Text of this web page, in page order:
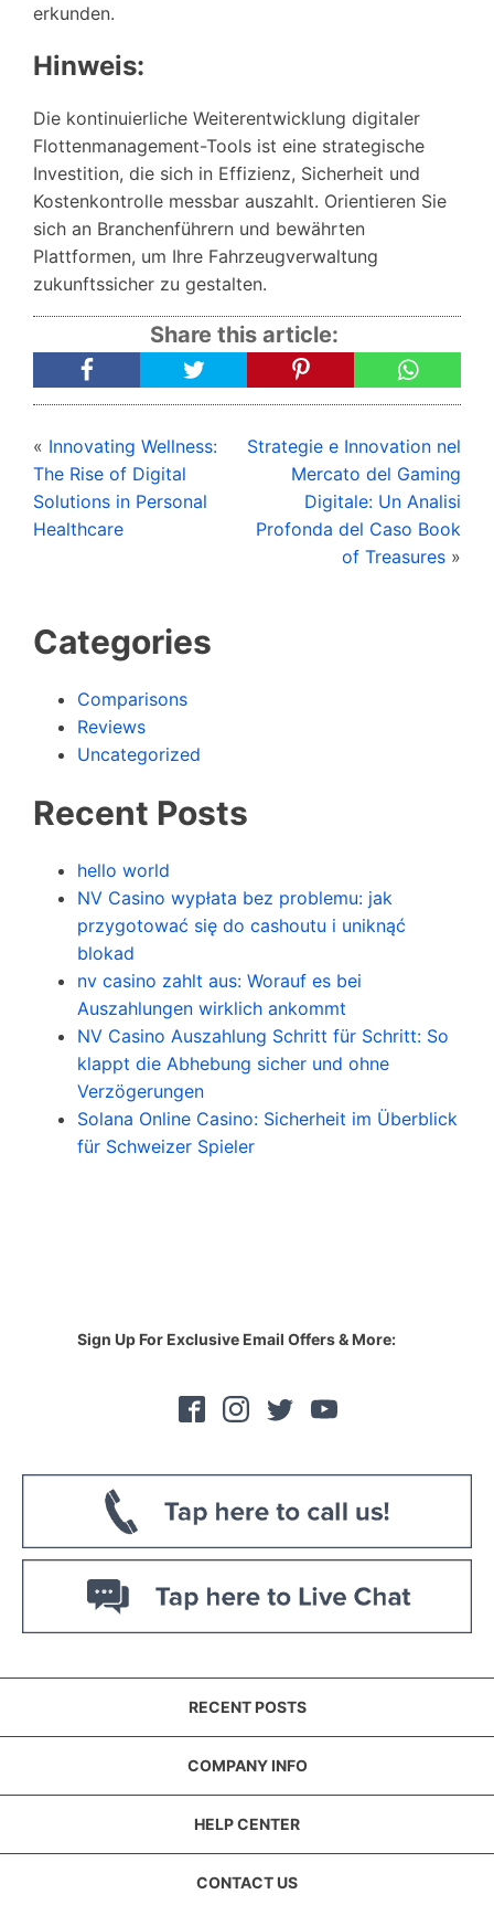
erkunden.
Hinweis:
Die kontinuierliche Weiterentwicklung digitaler
Flottenmanagement-Tools ist eine strategische
Investition, die sich in Effizienz, Sicherheit und
Kostenkontrolle messbar auszahlt. Orientieren Sie
sich an Branchenführern und bewährten
Plattformen, um Ihre Fahrzeugverwaltung
zukunftssicher zu gestalten.
Share this article:
« Innovating Wellness:
The Rise of Digital
Solutions in Personal
Healthcare
Strategie e Innovation nel
Mercato del Gaming
Digitale: Un Analisi
Profonda del Caso Book
of Treasures »
Categories
Comparisons
Reviews
Uncategorized
Recent Posts
hello world
NV Casino wypłata bez problemu: jak
przygotować się do cashoutu i uniknąć
blokad
nv casino zahlt aus: Worauf es bei
Auszahlungen wirklich ankommt
NV Casino Auszahlung Schritt für Schritt: So
klappt die Abhebung sicher und ohne
Verzögerungen
Solana Online Casino: Sicherheit im Überblick
für Schweizer Spieler
Sign Up For Exclusive Email Offers & More:
RECENT POSTS
COMPANY INFO
HELP CENTER
CONTACT US